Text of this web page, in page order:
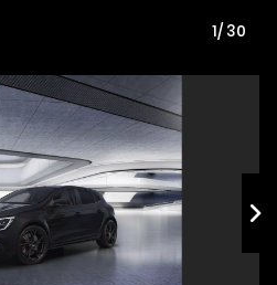
1/ 30